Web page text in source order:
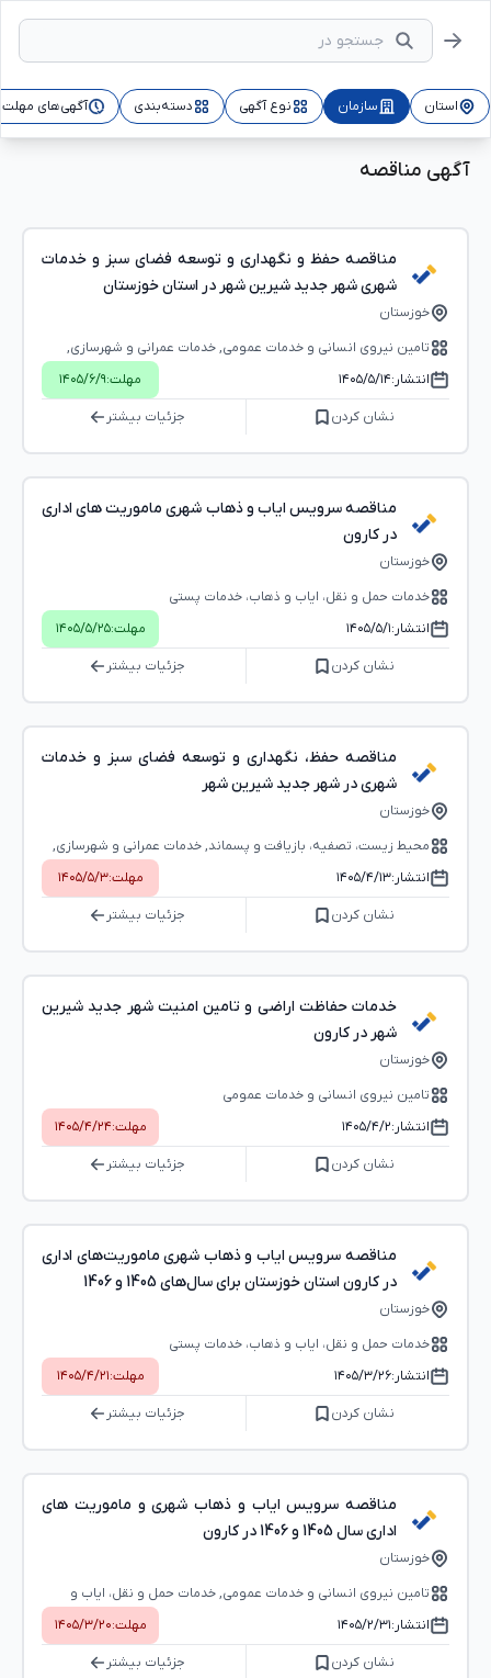
استان سازمان نوع آگهی دسته‌بندی آگهی‌های
آگهی مناقصه
مناقصه حفظ و نگهداری و توسعه فضای سبز و خدمات
شهری شهر جدید شیرین شهر در استان خوزستان
خوزستان
تامین نیروی انسانی و خدمات عمومی, خدمات عمرانی و شهرسازی,
محیط ‌زیست، تصفیه، بازیافت و پسماند
انتشار:۱۴۰۵/۵/۱۴ مهلت:۱۴۰۵/۶/۹
نشان کردن جزئیات بیشتر
مناقصه سرویس ایاب و ذهاب شهری ماموریت های اداری
در کارون
خوزستان
خدمات حمل و نقل، ایاب و ذهاب، خدمات پستی
انتشار:۱۴۰۵/۵/۱ مهلت:۱۴۰۵/۵/۲۵
نشان کردن جزئیات بیشتر
مناقصه حفظ، نگهداری و توسعه فضای سبز و خدمات
شهری در شهر جدید شیرین شهر
خوزستان
محیط ‌زیست، تصفیه، بازیافت و پسماند, خدمات عمرانی و شهرسازی,
تامین نیروی انسانی و خدمات عمومی
انتشار:۱۴۰۵/۴/۱۳ مهلت:۱۴۰۵/۵/۳
نشان کردن جزئیات بیشتر
خدمات حفاظت اراضی و تامین امنیت شهر جدید شیرین
شهر در کارون
خوزستان
تامین نیروی انسانی و خدمات عمومی
انتشار:۱۴۰۵/۴/۲ مهلت:۱۴۰۵/۴/۲۴
نشان کردن جزئیات بیشتر
مناقصه سرویس ایاب و ذهاب شهری ماموریت‌های اداری
در کارون استان خوزستان برای سال‌های 1405 و 1406
خوزستان
خدمات حمل و نقل، ایاب و ذهاب، خدمات پستی
انتشار:۱۴۰۵/۳/۲۶ مهلت:۱۴۰۵/۴/۲۱
نشان کردن جزئیات بیشتر
مناقصه سرویس ایاب و ذهاب شهری و ماموریت های
اداری سال 1405 و 1406 در کارون
خوزستان
تامین نیروی انسانی و خدمات عمومی, خدمات حمل و نقل، ایاب و
ذهاب، خدمات پستی
انتشار:۱۴۰۵/۲/۳۱ مهلت:۱۴۰۵/۳/۲۰
نشان کردن جزئیات بیشتر